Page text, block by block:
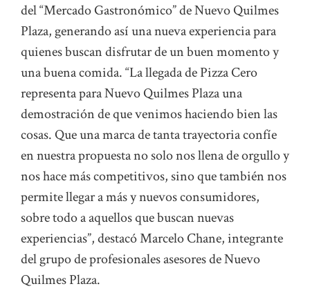
del “Mercado Gastronómico” de Nuevo Quilmes
Plaza, generando así una nueva experiencia para
quienes buscan disfrutar de un buen momento y
una buena comida. “La llegada de Pizza Cero
representa para Nuevo Quilmes Plaza una
demostración de que venimos haciendo bien las
cosas. Que una marca de tanta trayectoria confíe
en nuestra propuesta no solo nos llena de orgullo y
nos hace más competitivos, sino que también nos
permite llegar a más y nuevos consumidores,
sobre todo a aquellos que buscan nuevas
experiencias”, destacó Marcelo Chane, integrante
del grupo de profesionales asesores de Nuevo
Quilmes Plaza.